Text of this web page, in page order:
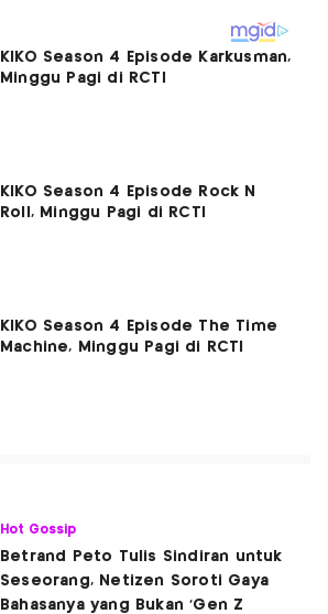
KIKO Season 4 Episode Karkusman,
Minggu Pagi di RCTI
KIKO Season 4 Episode Rock N
Roll, Minggu Pagi di RCTI
KIKO Season 4 Episode The Time
Machine, Minggu Pagi di RCTI
Hot Gossip
Betrand Peto Tulis Sindiran untuk
Seseorang, Netizen Soroti Gaya
Bahasanya yang Bukan 'Gen Z